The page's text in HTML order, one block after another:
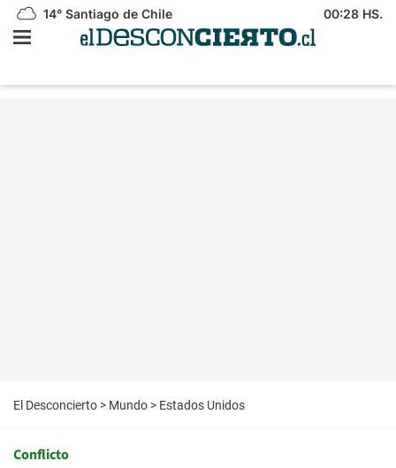
14° Santiago de Chile 00:28 HS.
El Desconcierto > Mundo > Estados Unidos
Conflicto